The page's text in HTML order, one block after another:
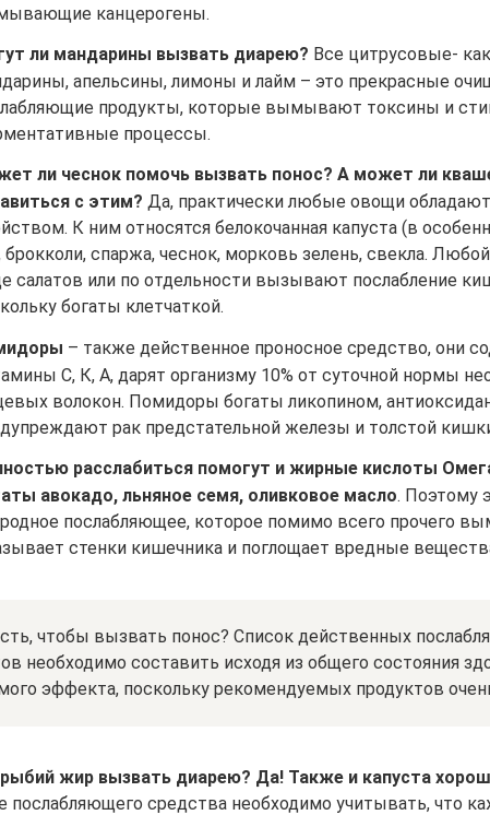
канцерогены.
ли мандарины вызвать диарею? Все цитрусовые-
апельсины, лимоны и лайм – это прекрасные
продукты, которые вымывают токсины и
процессы.
ли чеснок помочь вызвать понос? А может ли
с этим? Да, практически любые овощи
К ним относятся белокочанная капуста (в
брокколи, спаржа, чеснок, морковь зелень, свекла.
салатов или по отдельности вызывают послабление
богаты клетчаткой.
– также действенное проносное средство, они
С, К, А, дарят организму 10% от суточной нормы
волокон. Помидоры богаты ликопином,
рак предстательной железы и толстой
расслабиться помогут и жирные кислоты
авокадо, льняное семя, оливковое масло. Поэтому
послабляющее, которое помимо всего прочего
стенки кишечника и поглощает вредные
чтобы вызвать понос? Список действенных
необходимо составить исходя из общего состояния
эффекта, поскольку рекомендуемых продуктов
жир вызвать диарею? Да! Также и капуста
послабляющего средства необходимо учитывать, что